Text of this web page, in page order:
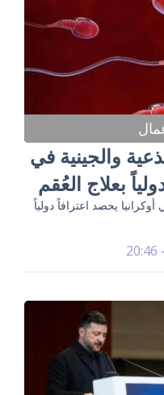
والجينية في
بعلاج العُقم
يحصد اعترافاً دولياً